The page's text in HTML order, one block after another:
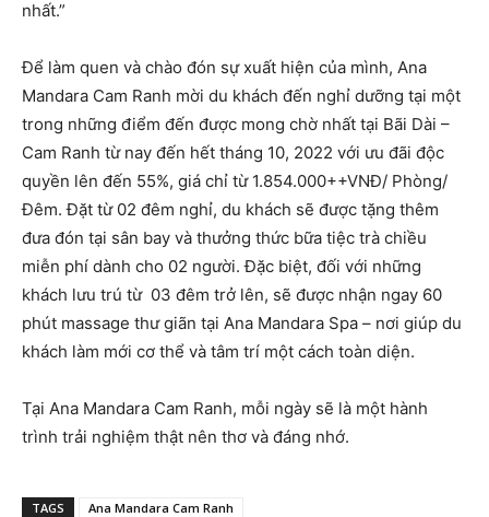
nhất.”
Để làm quen và chào đón sự xuất hiện của mình, Ana
Mandara Cam Ranh mời du khách đến nghỉ dưỡng tại một
trong những điểm đến được mong chờ nhất tại Bãi Dài –
Cam Ranh từ nay đến hết tháng 10, 2022 với ưu đãi độc
quyền lên đến 55%, giá chỉ từ 1.854.000++VNĐ/ Phòng/
Đêm. Đặt từ 02 đêm nghỉ, du khách sẽ được tặng thêm
đưa đón tại sân bay và thưởng thức bữa tiệc trà chiều
miễn phí dành cho 02 người. Đặc biệt, đối với những
khách lưu trú từ 03 đêm trở lên, sẽ được nhận ngay 60
phút massage thư giãn tại Ana Mandara Spa – nơi giúp du
khách làm mới cơ thể và tâm trí một cách toàn diện.
Tại Ana Mandara Cam Ranh, mỗi ngày sẽ là một hành
trình trải nghiệm thật nên thơ và đáng nhớ.
TAGS Ana Mandara Cam Ranh